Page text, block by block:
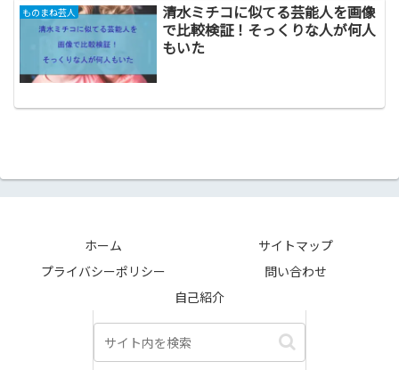
ものまね芸人
清水ミチコに似てる芸能人を画像
で比較検証！そっくりな人が何人
もいた
ホーム
サイトマップ
プライバシーポリシー
問い合わせ
自己紹介